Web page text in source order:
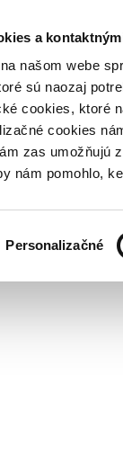
a
našom webe
sú naozaj
cookies, ktoré
cookies
zas umožňujú
nám pomohlo,
Personalizačné